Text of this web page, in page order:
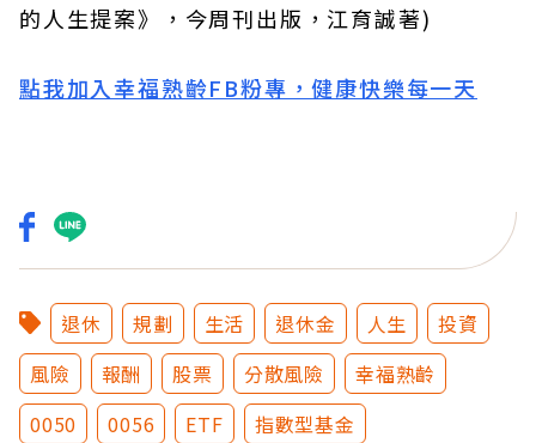
的人生提案》，今周刊出版，江育誠著)
點我加入幸福熟齡FB粉專，健康快樂每一天
退休 規劃 生活 退休金 人生
投資
風險
報酬 股票 分散風險
幸福熟齡
0050
0056 ETF 指數型基金